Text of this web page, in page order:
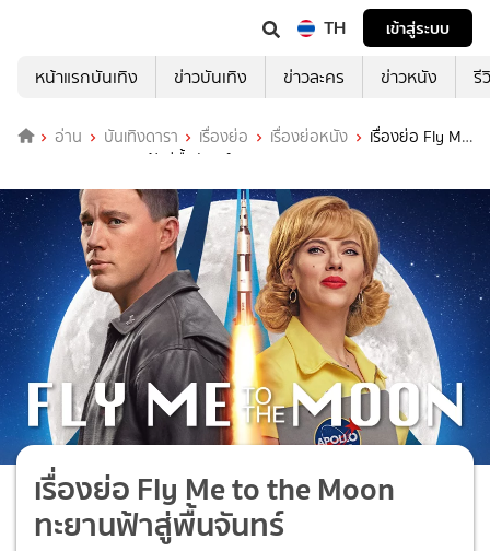
TH
เข้าสู่ระบบ
หน้าแรกบันเทิง
ข่าวบันเทิง ข่าวละคร ข่าวหนัง รี
อ่าน บันเทิงดารา เรื่องย่อ เรื่องย่อหนัง
เรื่องย่อ Fly Me
to the Moon ทะยานฟ้าสู่พื้นจันทร์
เรื่องย่อ Fly Me to the Moon
ทะยานฟ้าสู่พื้นจันทร์